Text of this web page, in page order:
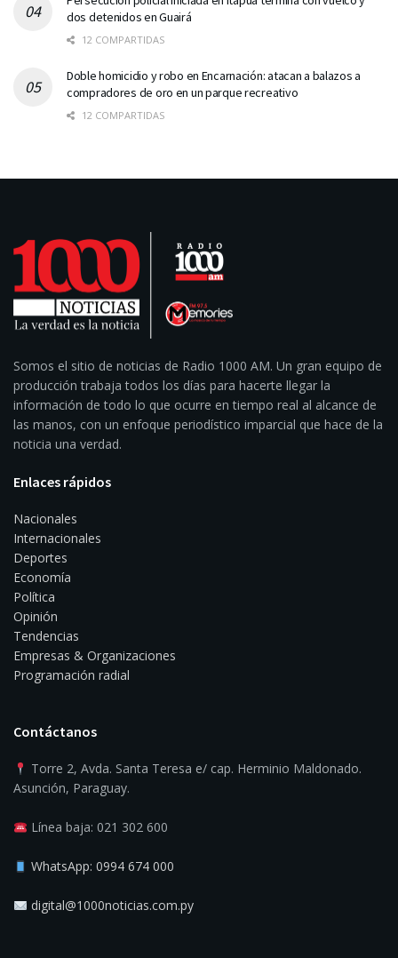
dos detenidos en Guairá
12 COMPARTIDAS
Doble homicidio y robo en Encarnación: atacan a balazos a
compradores de oro en un parque recreativo
12 COMPARTIDAS
Somos el sitio de noticias de Radio 1000 AM. Un gran equipo de
producción trabaja todos los días para hacerte llegar la
información de todo lo que ocurre en tiempo real al alcance de
las manos, con un enfoque periodístico imparcial que hace de la
noticia una verdad.
Enlaces rápidos
Nacionales
Internacionales
Deportes
Economía
Política
Opinión
Tendencias
Empresas & Organizaciones
Programación radial
Contáctanos
Torre 2, Avda. Santa Teresa e/ cap. Herminio Maldonado.
Asunción, Paraguay.
Línea baja: 021 302 600
WhatsApp: 0994 674 000
digital@1000noticias.com.py